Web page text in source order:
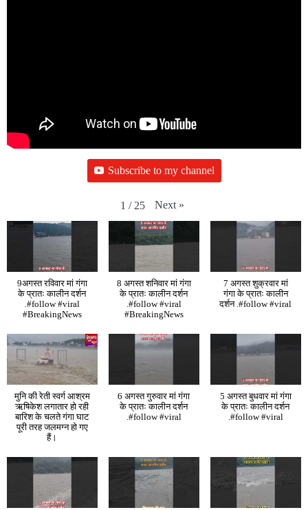
Subscribe to my channel
1 / 25 Next »
9अगस्त रविवार मां गंगा
के प्रातः कालीन दर्शन
.#follow #viral
#BreakingNews
8 अगस्त शनिवार मां गंगा
के प्रातः कालीन दर्शन
.#follow #viral
#BreakingNews
7 अगस्त शुक्रवार मां
गंगा के प्रातः कालीन
दर्शन .#follow #viral
मुनि की रेती स्वर्ग आश्रम
ऋषिकेश लगातार हो रही
बारिश के चलते गंगा घाट
पूरी तरह जलमग्न हो गए
हैं।
6 अगस्त गुरुवार मां गंगा
के प्रातः कालीन दर्शन
.#follow #viral
5 अगस्त बुधवार मां गंगा
के प्रातः कालीन दर्शन
.#follow #viral